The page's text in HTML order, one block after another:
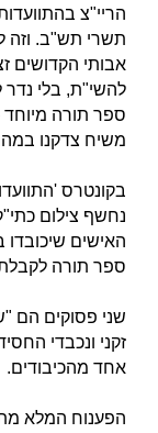
הריי"צ
תשרי תש"ב. וזה
אבותי הקדושים
להשי"ת, בלי נדר
ספר תורה
משיח צדקנו
בקונטרס
נחשף צילום
האישים
ספר תורה
שני פסוקים הם "
זקני ונכבדי
אחד מהכיבודים.
הפענוח המלא